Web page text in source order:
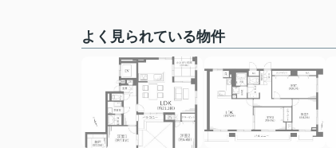
よく見られている物件